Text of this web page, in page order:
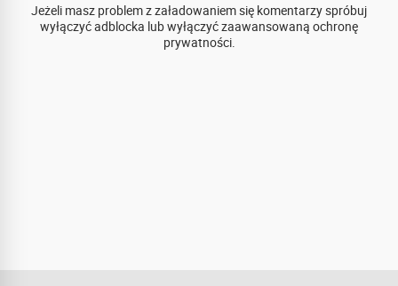
Jeżeli masz problem z załadowaniem się komentarzy spróbuj
wyłączyć adblocka lub wyłączyć zaawansowaną ochronę
prywatności.